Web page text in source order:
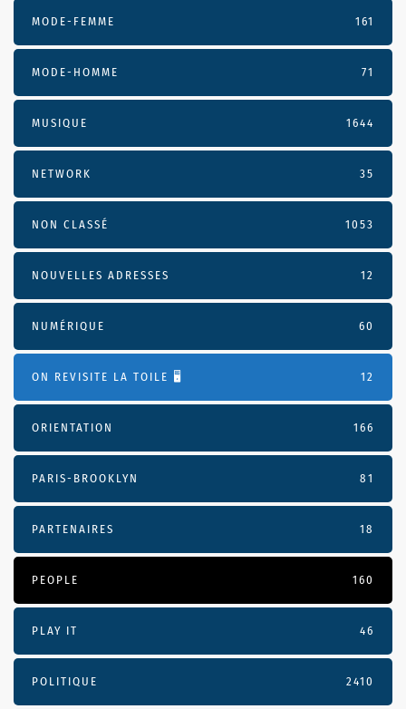
MODE-FEMME 161
MODE-HOMME 71
MUSIQUE 1644
NETWORK 35
NON CLASSÉ 1053
NOUVELLES ADRESSES 12
NUMÉRIQUE 60
ON REVISITE LA TOILE 🖥️ 12
ORIENTATION 166
PARIS-BROOKLYN 81
PARTENAIRES 18
PEOPLE 160
PLAY IT 46
POLITIQUE 2410